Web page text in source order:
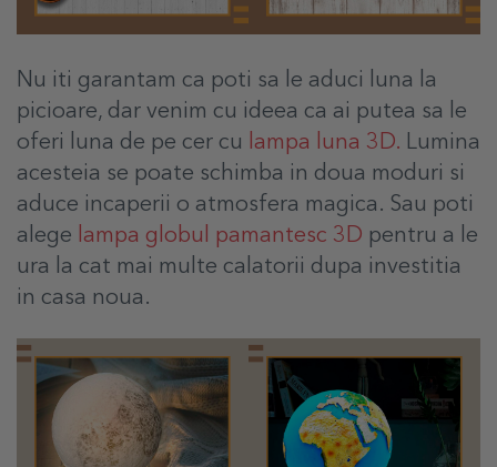
Nu iti garantam ca poti sa le aduci luna la
picioare, dar venim cu ideea ca ai putea sa le
oferi luna de pe cer cu lampa luna 3D. Lumina
acesteia se poate schimba in doua moduri si
aduce incaperii o atmosfera magica. Sau poti
alege lampa globul pamantesc 3D pentru a le
ura la cat mai multe calatorii dupa investitia
in casa noua.